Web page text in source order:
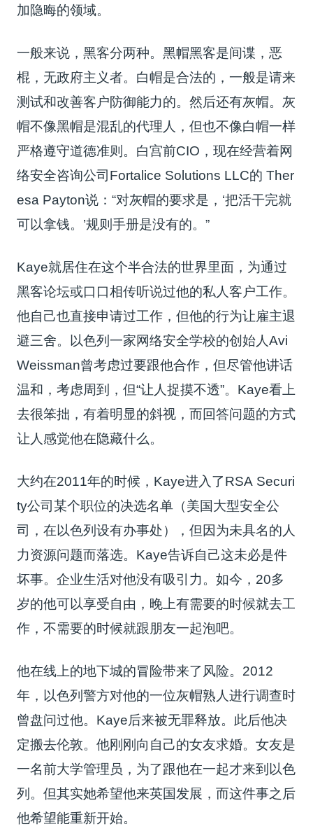
加隐晦的领域。
一般来说，黑客分两种。黑帽黑客是间谍，恶
棍，无政府主义者。白帽是合法的，一般是请来
测试和改善客户防御能力的。然后还有灰帽。灰
帽不像黑帽是混乱的代理人，但也不像白帽一样
严格遵守道德准则。白宫前CIO，现在经营着网
络安全咨询公司Fortalice Solutions LLC的 Ther
esa Payton说：“对灰帽的要求是，‘把活干完就
可以拿钱。’规则手册是没有的。”
Kaye就居住在这个半合法的世界里面，为通过
黑客论坛或口口相传听说过他的私人客户工作。
他自己也直接申请过工作，但他的行为让雇主退
避三舍。以色列一家网络安全学校的创始人Avi
Weissman曾考虑过要跟他合作，但尽管他讲话
温和，考虑周到，但“让人捉摸不透”。Kaye看上
去很笨拙，有着明显的斜视，而回答问题的方式
让人感觉他在隐藏什么。
大约在2011年的时候，Kaye进入了RSA Securi
ty公司某个职位的决选名单（美国大型安全公
司，在以色列设有办事处），但因为未具名的人
力资源问题而落选。Kaye告诉自己这未必是件
坏事。企业生活对他没有吸引力。如今，20多
岁的他可以享受自由，晚上有需要的时候就去工
作，不需要的时候就跟朋友一起泡吧。
他在线上的地下城的冒险带来了风险。2012
年，以色列警方对他的一位灰帽熟人进行调查时
曾盘问过他。Kaye后来被无罪释放。此后他决
定搬去伦敦。他刚刚向自己的女友求婚。女友是
一名前大学管理员，为了跟他在一起才来到以色
列。但其实她希望他来英国发展，而这件事之后
他希望能重新开始。